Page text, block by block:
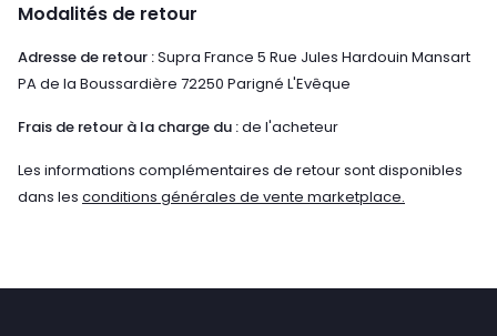
Modalités de retour
Adresse de retour :Supra France 5 Rue Jules Hardouin Mansart
PA de la Boussardière 72250 Parigné L'Evêque
Frais de retour à la charge du :de l'acheteur
Les informations complémentaires de retour sont disponibles
dans les conditions générales de vente marketplace.